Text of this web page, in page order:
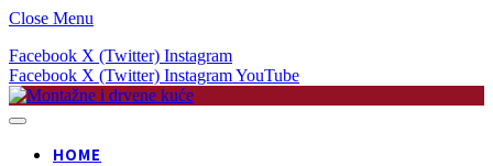
Close Menu
Facebook X (Twitter) Instagram
Facebook X (Twitter) InstagramYouTube
HOME